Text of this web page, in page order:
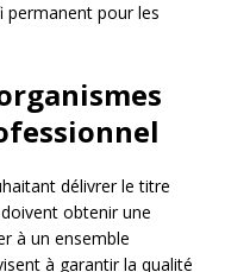
permanent pour les
délivrer le titre
obtenir une
à un ensemble
à garantir la qualité